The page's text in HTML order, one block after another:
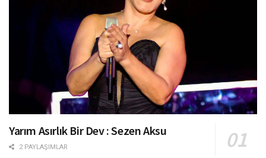
Yarım Asırlık Bir Dev : Sezen Aksu
2 PAYLAŞIMLAR